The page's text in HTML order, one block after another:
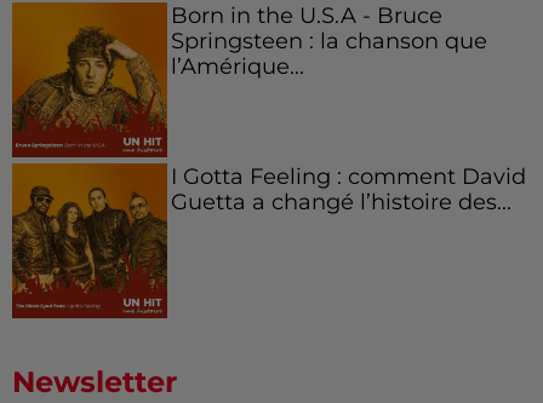
Born in the U.S.A - Bruce
Springsteen : la chanson que
l’Amérique...
I Gotta Feeling : comment David
Guetta a changé l’histoire des...
Newsletter